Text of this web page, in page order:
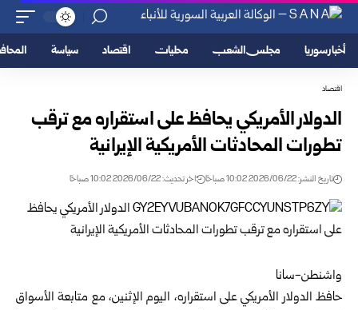
أخبار سوريا مجلس الشعب محليات اقتصاد سياسة
اقتصاد
الدولار الأمريكي يحافظ على استقراره مع ترقب
تطورات المحادثات الأمريكية الإيرانية
تاريخ النشر: 2026/06/22 10:02 صباحًا اخر تحديث: 2026/06/22 10:02 صباحًا
واشنطن-سانا
حافظ الدولار الأمريكي على استقراره، اليوم الإثنين، مع متابعة الأسواق